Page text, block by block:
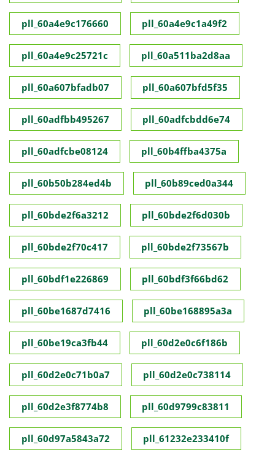
pll_60a4e9c176660 pll_60a4e9c1a49f2
pll_60a4e9c25721c pll_60a511ba2d8aa
pll_60a607bfadb07 pll_60a607bfd5f35
pll_60adfbb495267 pll_60adfcbdd6e74
pll_60adfcbe08124 pll_60b4ffba4375a
pll_60b50b284ed4b pll_60b89ced0a344
pll_60bde2f6a3212 pll_60bde2f6d030b
pll_60bde2f70c417 pll_60bde2f73567b
pll_60bdf1e226869 pll_60bdf3f66bd62
pll_60be1687d7416 pll_60be168895a3a
pll_60be19ca3fb44 pll_60d2e0c6f186b
pll_60d2e0c71b0a7 pll_60d2e0c738114
pll_60d2e3f8774b8 pll_60d9799c83811
pll_60d97a5843a72 pll_61232e233410f